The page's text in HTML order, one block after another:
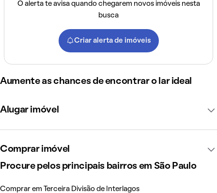
O alerta te avisa quando chegarem novos imóveis nesta
busca
Criar alerta de imóveis
Aumente as chances de encontrar o lar ideal
Alugar imóvel
Comprar imóvel
Procure pelos principais bairros em São Paulo
Comprar em Terceira Divisão de Interlagos